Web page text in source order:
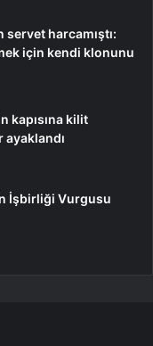
harcamıştı:
için kendi klonunu
kapısına kilit
İşbirliği Vurgusu